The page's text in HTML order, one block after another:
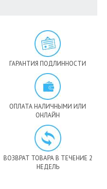
ГАРАНТИЯ ПОДЛИННОСТИ
ОПЛАТА НАЛИЧНЫМИ ИЛИ
ОНЛАЙН
ВОЗВРАТ ТОВАРА В ТЕЧЕНИЕ 2
НЕДЕЛЬ